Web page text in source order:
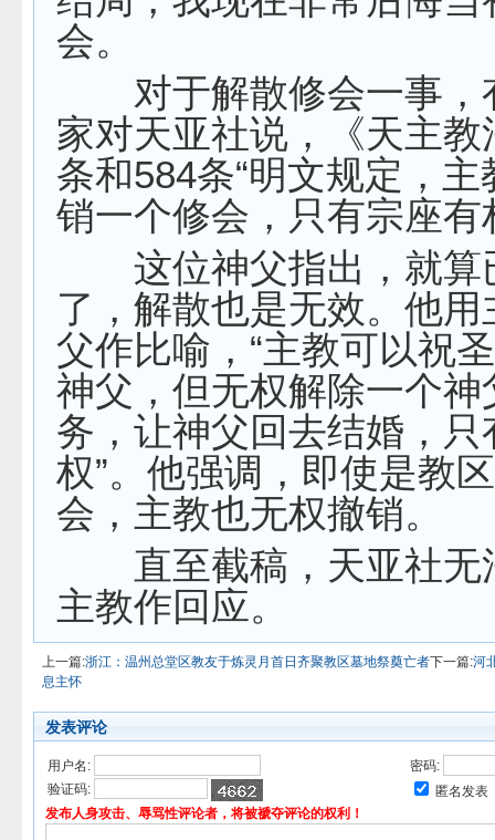
会。
对于解散修会一事，
家对天亚社说，《天主教
条和584条“明文规定，
销一个修会，只有宗座有
这位神父指出，就算
了，解散也是无效。他
父作比喻，“主教可以祝
神父，但无权解除一个神
务，让神父回去结婚，只
权”。他强调，即使是教
会，主教也无权撤销。
直至截稿，天亚社无
主教作回应。
上一篇:浙江：温州总堂区教友于炼灵月首日齐聚教区墓地祭奠亡者下一篇:河
息主怀
发表评论
用户名:
密码:
验证码:
匿名发表
发布人身攻击、辱骂性评论者，将被褫夺评论的权利！